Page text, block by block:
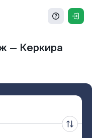
— Керкира